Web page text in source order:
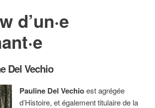
d’un·e
Del Vechio
Pauline Del Vechioest agrégée
d’Histoire, et également titulaire de la